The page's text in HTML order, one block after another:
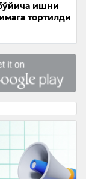
ишни
тортилди